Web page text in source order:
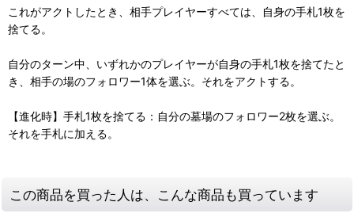
これがアクトしたとき、相手プレイヤーすべては、自身の手札1枚を
捨てる。
自分のターン中、いずれかのプレイヤーが自身の手札1枚を捨てたと
き、相手の場のフォロワー1体を選ぶ。それをアクトする。
【進化時】手札1枚を捨てる：自分の墓場のフォロワー2枚を選ぶ。
それを手札に加える。
この商品を買った人は、こんな商品も買っています